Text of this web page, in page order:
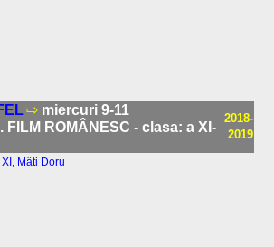
⇨ miercuri 9-11
FILM ROMÂNESC - clasa: a XI-
2018-
2019
Mâti Doru